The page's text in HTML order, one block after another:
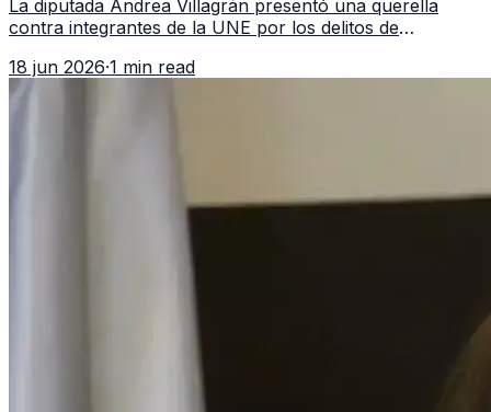
La diputada Andrea Villagrán presentó una querella
contra integrantes de la UNE por los delitos de
18 jun 2026·1 min read